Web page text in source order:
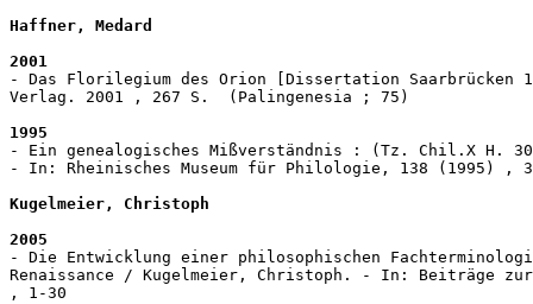
Haffner, Medard
2001
- Das Florilegium des Orion [Dissertation
Verlag. 2001 , 267 S.  (Palingenesia ; 75)
1995
- Ein genealogisches Mißverständnis : (Tz. Chil.X H.
- In: Rheinisches Museum für Philologie, 138 (1995) ,
Kugelmeier, Christoph
2005
- Die Entwicklung einer philosophischen
Renaissance / Kugelmeier, Christoph. - In: Beiträge
, 1-30